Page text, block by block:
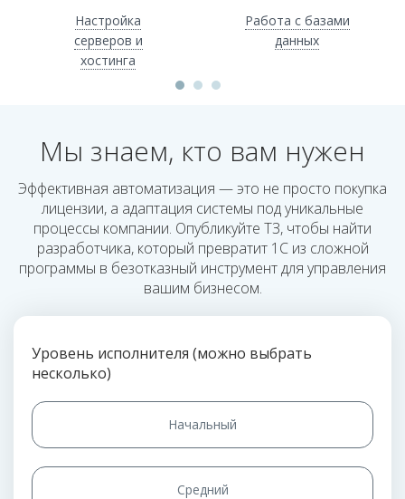
Настройка
серверов и
хостинга
Работа с базами
данных
Мы знаем, кто вам нужен
Эффективная автоматизация — это не просто покупка
лицензии, а адаптация системы под уникальные
процессы компании. Опубликуйте ТЗ, чтобы найти
разработчика, который превратит 1С из сложной
программы в безотказный инструмент для управления
вашим бизнесом.
Уровень исполнителя (можно выбрать
несколько)
Начальный
Средний